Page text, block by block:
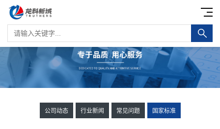
公司动态 行业新闻 常见问题 国家标准